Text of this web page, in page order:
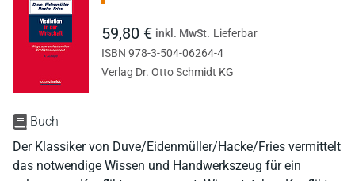
Buch
Der Klassiker von Duve/Eidenmüller/Hacke/Fries vermittelt
das notwendige Wissen und Handwerkszeug für ein
59,80 € inkl. MwSt. Lieferbar
ISBN 978-3-504-06264-4
Verlag Dr. Otto Schmidt KG